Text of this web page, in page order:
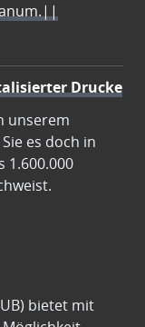
Drucke
unserem
es doch in
1.600.000
bietet mit